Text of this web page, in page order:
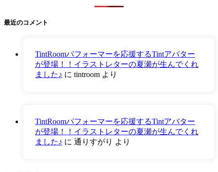
最近のコメント
TintRoomパフォーマーを応援するTintアバター
が登場！！イラストレターの夏瀬が生んでくれ
ました♪ に tintroom より
TintRoomパフォーマーを応援するTintアバター
が登場！！イラストレターの夏瀬が生んでくれ
ました♪ に 通りすがり より